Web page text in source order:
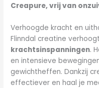
Creapure, vrij van
Verhoogde kracht en
Flinndal creatine
krachtsinspanningen.
en intensieve
gewichtheffen. Dankzij
effectiever en haal je